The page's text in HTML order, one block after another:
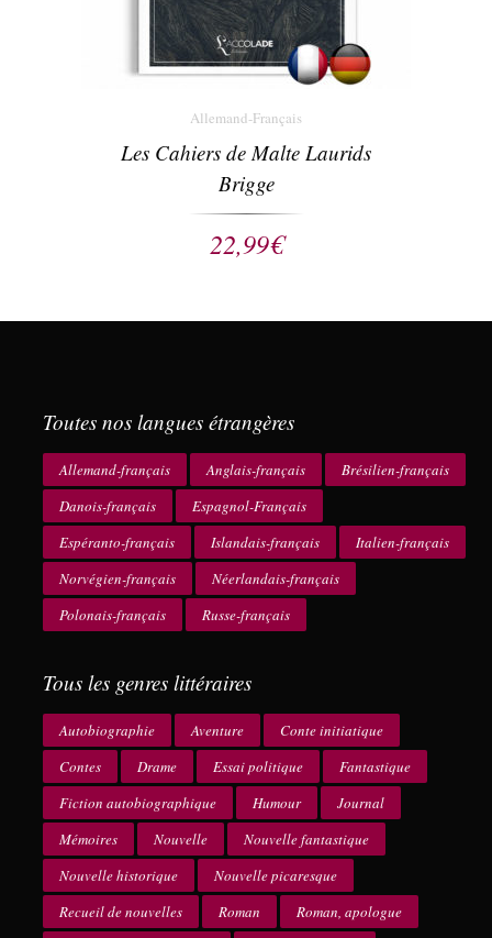
Allemand-Français
Les Cahiers de Malte Laurids
Brigge
22,99€
Toutes nos langues étrangères
Allemand-français Anglais-français
Brésilien-français
Danois-français
Espagnol-Français
Espéranto-français
Islandais-français
Italien-français
Norvégien-français
Néerlandais-français
Polonais-français
Russe-français
Tous les genres littéraires
Autobiographie Aventure
Conte initiatique
Contes
Drame Essai politique
Fantastique
Fiction autobiographique
Humour
Journal
Mémoires
Nouvelle
Nouvelle fantastique
Nouvelle historique
Nouvelle picaresque
Recueil de nouvelles
Roman Roman, apologue